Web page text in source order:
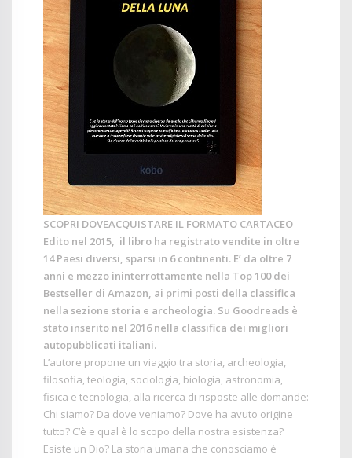
SCOPRI DOVEACQUISTARE IL FORMATO CARTACEO
Edito nel 2015, il libro ha registrato vendite in oltre
14 Paesi diversi, sparsi in 6 continenti. E’ da oltre 7
anni e mezzo ininterrottamente nella Top 100 dei
Bestseller di Amazon, ai primi posti della classifica
nella sezione storia e archeologia. Su Goodreads è
stato inserito nel 2016 nella classifica dei migliori
autopubblicati italiani.
L’autore propone un viaggio tra storia, archeologia,
filosofia, teologia, sociologia, biologia, astronomia,
fisica e tecnologia, alla ricerca di risposte alle domande:
Chi siamo? Da dove veniamo? Dove ha avuto origine
tutto? C’è e qual è lo scopo della nostra esistenza?
Esiste un Dio? La storia umana che conosciamo è